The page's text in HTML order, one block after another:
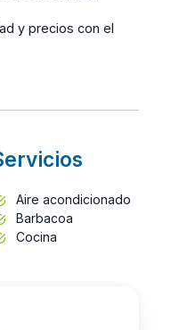
y precios con el
Aire acondicionado
Barbacoa
Cocina